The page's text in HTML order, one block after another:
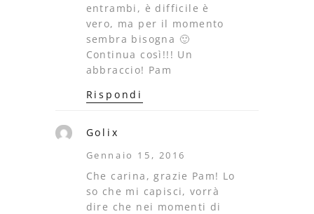
entrambi, è difficile è
vero, ma per il momento
sembra bisogna 🙂
Continua così!!! Un
abbraccio! Pam
Rispondi
Golix
Gennaio 15, 2016
Che carina, grazie Pam! Lo
so che mi capisci, vorrà
dire che nei momenti di